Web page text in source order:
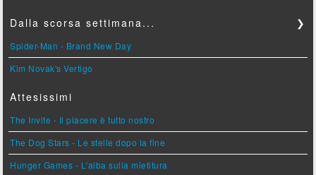
Dalla scorsa settimana... ❯
Spider-Man - Brand New Day
Kim Novak's Vertigo
Attesissimi
The Invite - Il piacere è tutto nostro
The Dog Stars - Le stelle dopo la fine
Hunger Games - L'alba sulla mietitura